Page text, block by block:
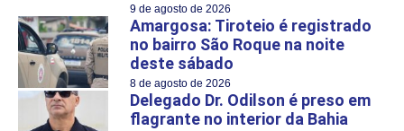
9 de agosto de 2026
Amargosa: Tiroteio é registrado
no bairro São Roque na noite
deste sábado
8 de agosto de 2026
Delegado Dr. Odilson é preso em
flagrante no interior da Bahia